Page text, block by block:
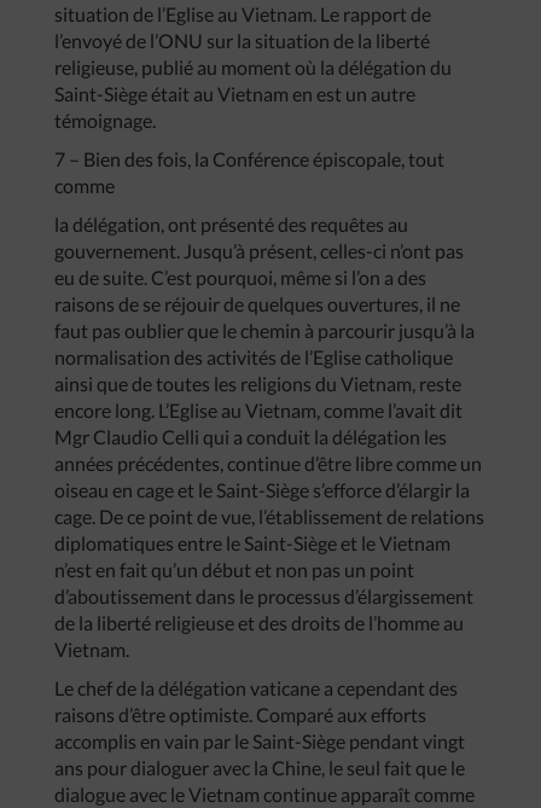
situation de l’Eglise au Vietnam. Le rapport de
l’envoyé de l’ONU sur la situation de la liberté
religieuse, publié au moment où la délégation du
Saint-Siège était au Vietnam en est un autre
témoignage.
7 – Bien des fois, la Conférence épiscopale, tout
comme
la délégation, ont présenté des requêtes au
gouvernement. Jusqu’à présent, celles-ci n’ont pas
eu de suite. C’est pourquoi, même si l’on a des
raisons de se réjouir de quelques ouvertures, il ne
faut pas oublier que le chemin à parcourir jusqu’à la
normalisation des activités de l’Eglise catholique
ainsi que de toutes les religions du Vietnam, reste
encore long. L’Eglise au Vietnam, comme l’avait dit
Mgr Claudio Celli qui a conduit la délégation les
années précédentes, continue d’être libre comme un
oiseau en cage et le Saint-Siège s’efforce d’élargir la
cage. De ce point de vue, l’établissement de relations
diplomatiques entre le Saint-Siège et le Vietnam
n’est en fait qu’un début et non pas un point
d’aboutissement dans le processus d’élargissement
de la liberté religieuse et des droits de l’homme au
Vietnam.
Le chef de la délégation vaticane a cependant des
raisons d’être optimiste. Comparé aux efforts
accomplis en vain par le Saint-Siège pendant vingt
ans pour dialoguer avec la Chine, le seul fait que le
dialogue avec le Vietnam continue apparaît comme